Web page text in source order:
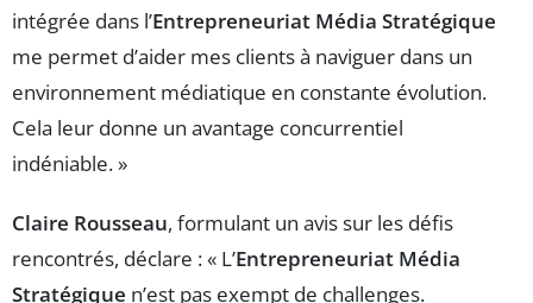
intégrée dans l’Entrepreneuriat Média Stratégique
me permet d’aider mes clients à naviguer dans un
environnement médiatique en constante évolution.
Cela leur donne un avantage concurrentiel
indéniable. »
Claire Rousseau, formulant un avis sur les défis
rencontrés, déclare : « L’Entrepreneuriat Média
Stratégique n’est pas exempt de challenges.